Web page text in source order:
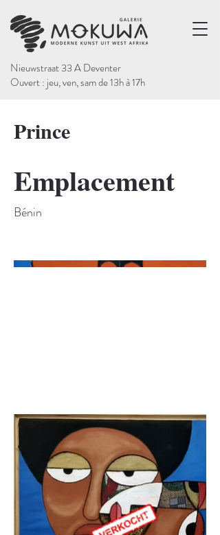
Nieuwstraat 33 A Deventer
Ouvert : jeu, ven, sam de 13h à 17h
Prince
Emplacement
Bénin